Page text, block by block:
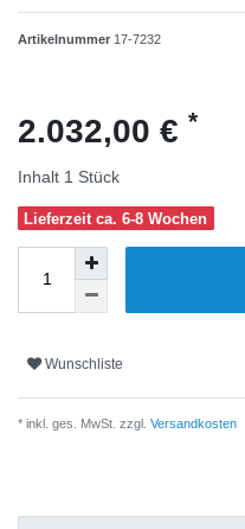
Artikelnummer 17-7232
2.032,00 € *
Inhalt 1 Stück
Lieferzeit ca. 6-8 Wochen
Wunschliste
* inkl. ges. MwSt. zzgl. Versandkosten